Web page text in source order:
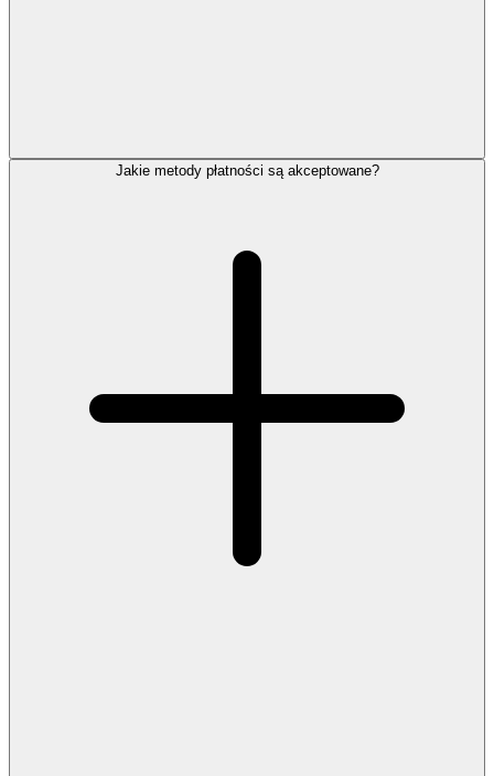
Jakie metody płatności są akceptowane?